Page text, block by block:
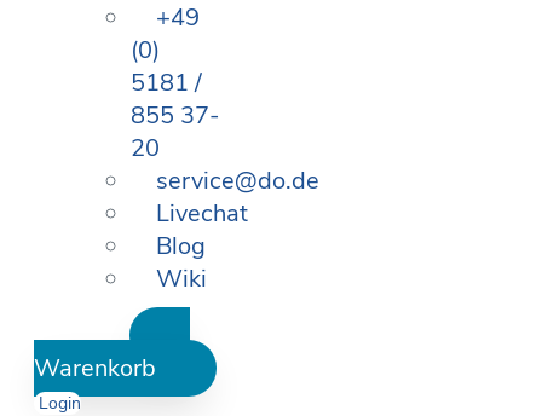
+49
(0)
5181 /
855 37-
20
service@do.de
Livechat
Blog
Wiki
Warenkorb
Login